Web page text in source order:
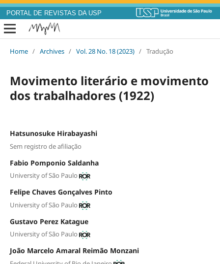
PORTAL DE REVISTAS DA USP
Home / Archives / Vol. 28 No. 18 (2023) / Tradução
Movimento literário e movimento
dos trabalhadores (1922)
Hatsunosuke Hirabayashi
Sem registro de afiliação
Fabio Pomponio Saldanha
University of São Paulo
Felipe Chaves Gonçalves Pinto
University of São Paulo
Gustavo Perez Katague
University of São Paulo
João Marcelo Amaral Reimão Monzani